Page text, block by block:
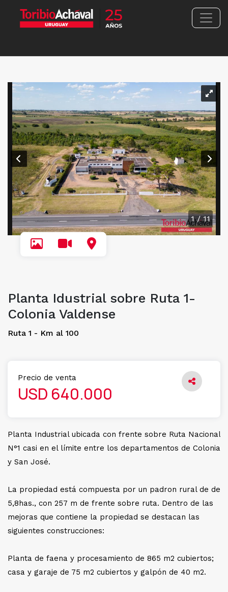
1 / 11
Planta Idustrial sobre Ruta 1-
Colonia Valdense
Ruta 1 - Km al 100
Precio de venta
USD 640.000
Planta Industrial ubicada con frente sobre Ruta Nacional
N°1 casi en el límite entre los departamentos de Colonia
y San José.
La propiedad está compuesta por un padron rural de de
5,8has., con 257 m de frente sobre ruta. Dentro de las
mejoras que contiene la propiedad se destacan las
siguientes construcciones:
Planta de faena y procesamiento de 865 m2 cubiertos;
casa y garaje de 75 m2 cubiertos y galpón de 40 m2.